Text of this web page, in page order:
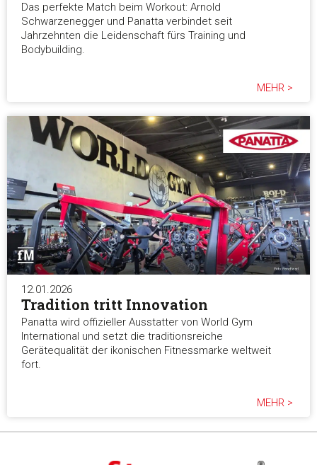
Das perfekte Match beim Workout: Arnold
Schwarzenegger und Panatta verbindet seit
Jahrzehnten die Leidenschaft fürs Training und
Bodybuilding.
MEHR >
12.01.2026
Tradition tritt Innovation
Panatta wird offizieller Ausstatter von World Gym
International und setzt die traditionsreiche
Gerätequalität der ikonischen Fitnessmarke weltweit
fort.
MEHR >